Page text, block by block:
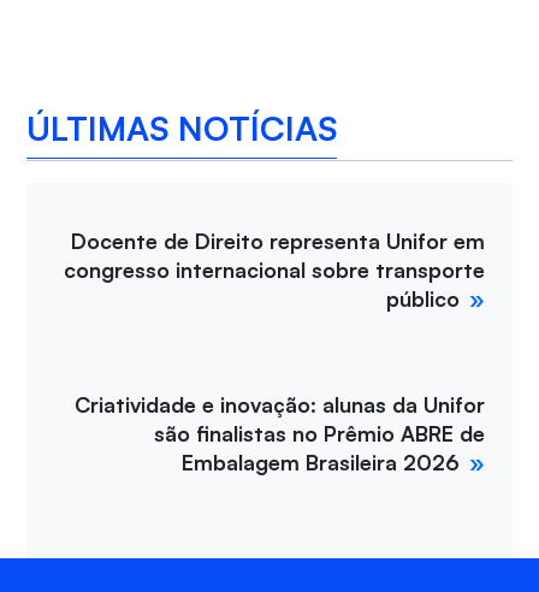
ÚLTIMAS NOTÍCIAS
Docente de Direito representa Unifor em
congresso internacional sobre transporte
público
Criatividade e inovação: alunas da Unifor
são finalistas no Prêmio ABRE de
Embalagem Brasileira 2026